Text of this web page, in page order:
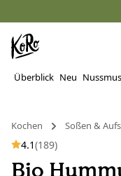
Überblick Neu
Kochen
Soßen &
4.1(189)
Bio